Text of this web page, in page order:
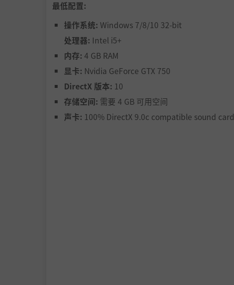
最低配置:
操作系统: Windows 7/8/10 32-bit
处理器: Intel i5+
内存: 4 GB RAM
显卡: Nvidia GeForce GTX 750
DirectX 版本: 10
存储空间: 需要 4 GB 可用空间
声卡: 100% DirectX 9.0c compatible sound card